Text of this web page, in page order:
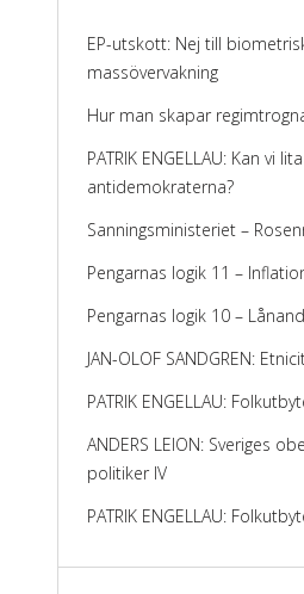
EP-utskott: Nej till
massövervakning
Hur man skapar
PATRIK ENGELLAU: Kan vi
antidemokraterna?
Sanningsministeriet –
Pengarnas logik 11 –
Pengarnas logik 10 –
JAN-OLOF SANDGREN:
PATRIK ENGELLAU:
ANDERS LEION: Sveriges
politiker IV
PATRIK ENGELLAU: